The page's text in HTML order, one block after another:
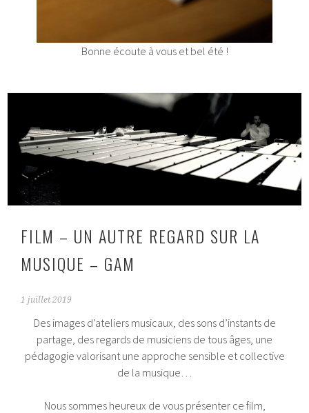
Bonne écoute à vous et bel été !
FILM – UN AUTRE REGARD SUR LA
MUSIQUE – GAM
1 juillet 2019
Des images d’ateliers musicaux, des sons d’instants de
partage, des regards de musiciens de tous âges, une
pédagogie valorisant une approche sensible et collective
de la musique…
Nous sommes heureux de vous présenter ce film,